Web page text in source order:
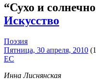
“Сухо и
Искусство
Поэзия
Пятница, 30 апреля, 2010
EC
Инна Лиснянская